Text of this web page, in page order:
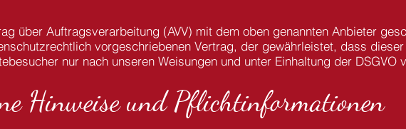
über Auftragsverarbeitung (AVV) mit dem oben genannten Anbieter
vorgeschriebenen Vertrag, der gewährleistet, dass
nur nach unseren Weisungen und unter Einhaltung der DSGVO
Hinweise und Pflicht­informationen